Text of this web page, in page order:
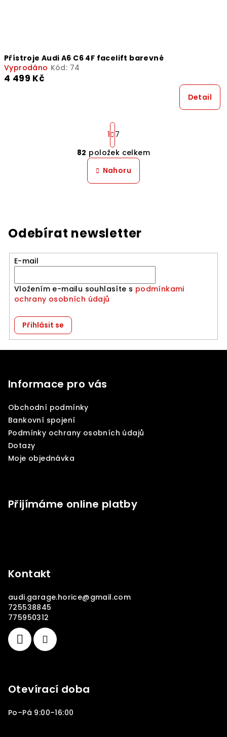
Přístroje Audi A6 C6 4F facelift barevné
Vyprodáno Kód: 74
4 499 Kč
Detail
O
v
l
c
í
p
r
k
S
t
r
á
n
k
o
1 7
82 položek celkem
Nahoru
Odebírat newsletter
E-mail
Vložením e-mailu souhlasíte s podmínkami
ochrany osobních údajů
Přihlásit se
Informace pro vás
Obchodní podmínky
Bankovní spojení
Podmínky ochrany osobních údajů
Dotazy
Moje objednávka
Přijímáme online platby
Kontakt
audi.garage.horice@gmail.com
725538845
775950312
Otevírací doba
Po–Pá 9:00–16:00